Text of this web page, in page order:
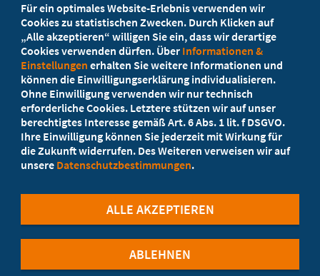
Ihr Landesverband berät Sie!
Ansprechpartner
Werden Sie jetzt Mitglied
5 Vorteile einer MB-Mitgliedschaft
Für ein optimales Website-Erlebnis verwenden wir
Cookies zu statistischen Zwecken. Durch Klicken auf
„Alle akzeptieren“ willigen Sie ein, dass wir derartige
Cookies verwenden dürfen. Über Informationen &
Einstellungen erhalten Sie weitere Informationen und
können die Einwilligungserklärung individualisieren.
Ohne Einwilligung verwenden wir nur technisch
erforderliche Cookies. Letztere stützen wir auf unser
berechtigtes Interesse gemäß Art. 6 Abs. 1 lit. f DSGVO.
Ihre Einwilligung können Sie jederzeit mit Wirkung für
die Zukunft widerrufen. Des Weiteren verweisen wir auf
unsere Datenschutzbestimmungen.
ABLEHNEN
ALLE AKZEPTIEREN